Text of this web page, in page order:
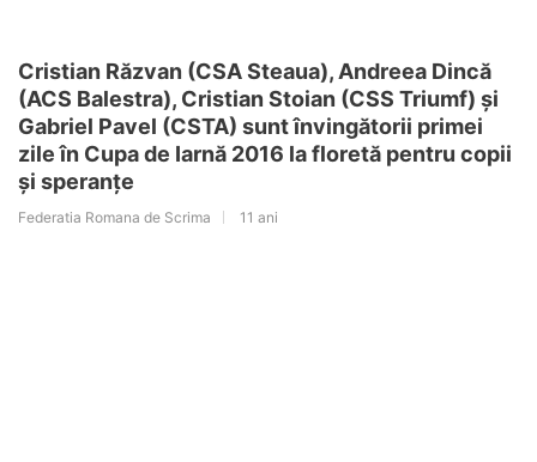
Cristian Răzvan (CSA Steaua), Andreea Dincă
(ACS Balestra), Cristian Stoian (CSS Triumf) și
Gabriel Pavel (CSTA) sunt învingătorii primei
zile în Cupa de Iarnă 2016 la floretă pentru copii
și speranțe
Federatia Romana de Scrima 11 ani